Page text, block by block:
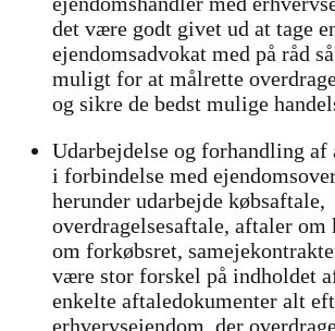
det være godt givet ud at tage
ejendomsadvokat med på råd
muligt for at målrette
og sikre de bedst mulige
Udarbejdelse og forhandling af
i forbindelse med
herunder udarbejde købsaftale,
overdragelsesaftale, aftaler om
om forkøbsret,
være stor forskel på indholdet
enkelte aftaledokumenter alt
erhvervsejendom, der